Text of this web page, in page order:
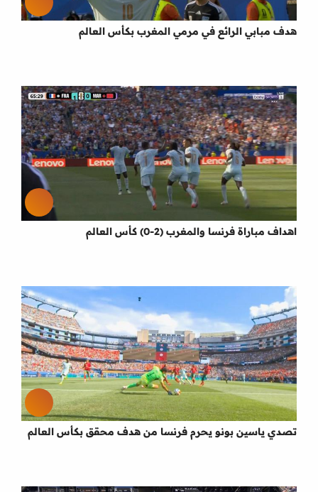
هدف مبابي الرائع في مرمي المغرب بكأس العالم
اهداف مباراة فرنسا والمغرب (2-0) كأس العالم
تصدي ياسين بونو يحرم فرنسا من هدف محقق بكأس العالم